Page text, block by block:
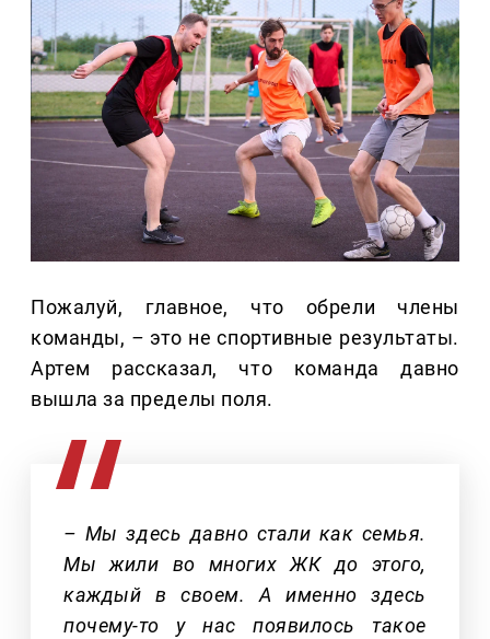
Пожалуй, главное, что обрели члены
команды, – это не спортивные результаты.
Артем рассказал, что команда давно
вышла за пределы поля.
– Мы здесь давно стали как семья.
Мы жили во многих ЖК до этого,
каждый в своем. А именно здесь
почему-то у нас появилось такое